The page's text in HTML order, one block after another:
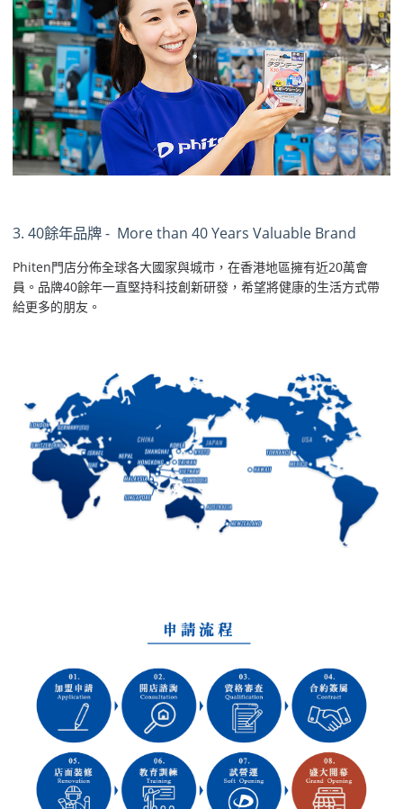
3. 40餘年品牌 - More than 40 Years Valuable Brand
Phiten門店分佈全球各大國家與城市，在香港地區擁有近20萬會
員。品牌40餘年一直堅持科技創新研發，希望將健康的生活方式帶
給更多的朋友。